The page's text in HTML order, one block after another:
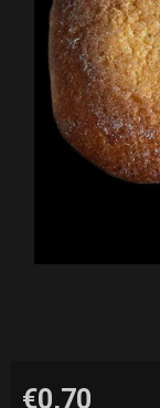
€0,70